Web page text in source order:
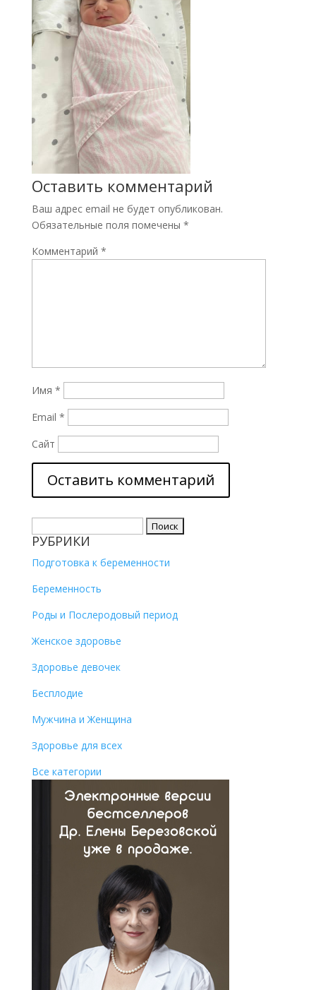
Оставить комментарий
Ваш адрес email не будет опубликован.
Обязательные поля помечены *
Комментарий *
Имя *
Email *
Сайт
РУБРИКИ
Подготовка к беременности
Беременность
Роды и Послеродовый период
Женское здоровье
Здоровье девочек
Бесплодие
Мужчина и Женщина
Здоровье для всех
Все категории